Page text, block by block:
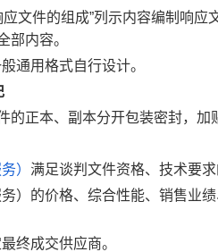
应文件的组成”列示内容编制响应
部内容。
通用格式自行设计。
的正本、副本分开包装密封，
） 满足谈判文件资格、技术要
）的价格、综合性能、销售业
终成交供应商。